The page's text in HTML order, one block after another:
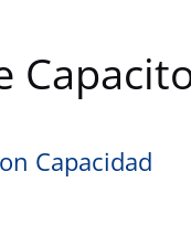
Capacidad